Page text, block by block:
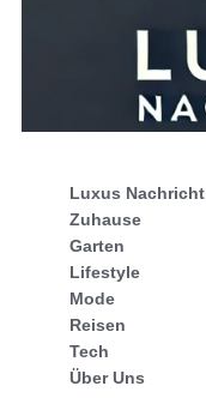
Luxus Nachricht
Zuhause
Garten
Lifestyle
Mode
Reisen
Tech
Über Uns